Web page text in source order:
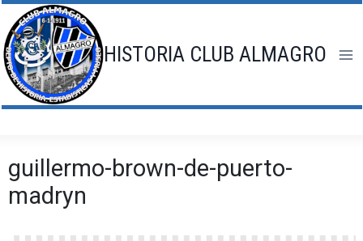
Saltar
al
contenido
HISTORIA CLUB ALMAGRO
guillermo-brown-de-puerto-
madryn